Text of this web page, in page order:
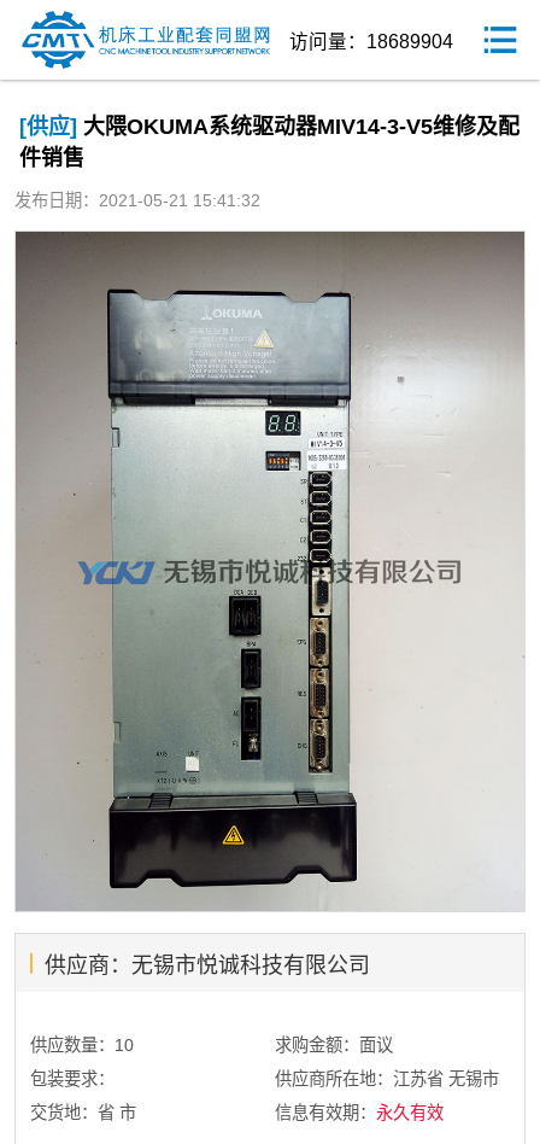
访问量：18689904
[供应] 大隈OKUMA系统驱动器MIV14-3-V5维修及配
件销售
发布日期：2021-05-21 15:41:32
供应商：无锡市悦诚科技有限公司
供应数量：10
求购金额：面议
包装要求：
供应商所在地：江苏省 无锡市
交货地：省 市
信息有效期： 永久有效